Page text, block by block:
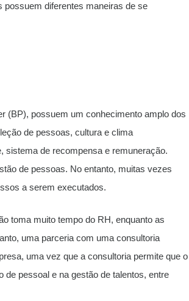
possuem diferentes maneiras de se
(BP), possuem um conhecimento amplo dos
de pessoas, cultura e clima
sistema de recompensa e remuneração.
de pessoas. No entanto, muitas vezes
a serem executados.
toma muito tempo do RH, enquanto as
uma parceria com uma consultoria
uma vez que a consultoria permite que o
de pessoal e na gestão de talentos, entre